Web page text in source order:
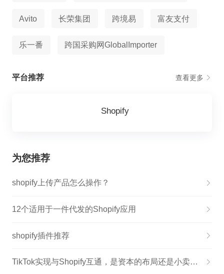
Avito 长荣集团 跨境易 富友支付
乐一番 跨国采购网GlobalImporter
平台推荐 查看更多
Shopify
为您推荐
shopify上传产品怎么操作？
12个适用于一件代发的Shopify应用
shopify插件推荐
TikTok实现与Shopify互通，是资本的布局还是小卖家的机遇？